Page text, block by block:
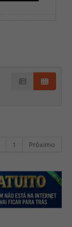
1 Próximo